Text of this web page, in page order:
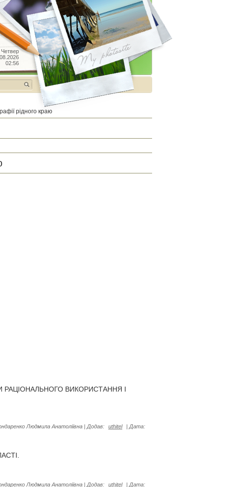
Четвер
02:56
рідного краю
ВИКОРИСТАННЯ І
Людмила Анатоліївна | Додав: uthitel | Дата:
Людмила Анатоліївна | Додав: uthitel | Дата: